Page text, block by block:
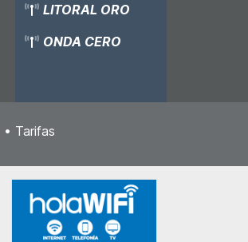
LITORAL ORO
ONDA CERO
• Tarifas